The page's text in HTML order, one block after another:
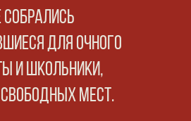
собрались
для очного
и школьники,
свободных мест.